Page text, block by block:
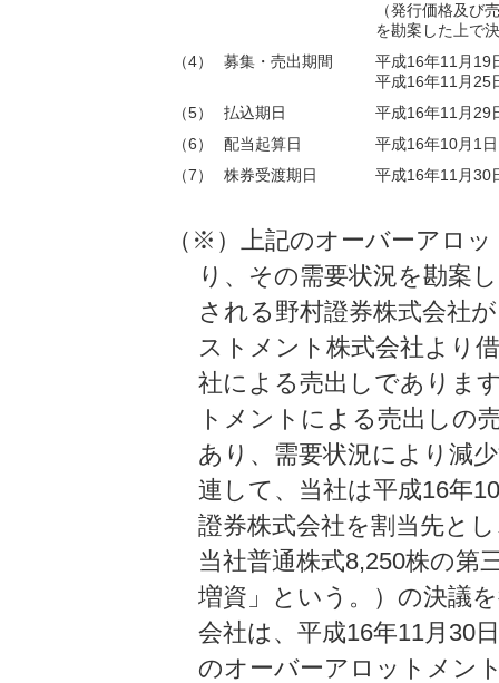
（発行価格及び
を勘案した上で
（4）
募集・売出期間
平成16年11月19
平成16年11月25
（5）
払込期日
平成16年11月29
（6）
配当起算日
平成16年10月1
（7）
株券受渡期日 平成16年11月30
（※）上記のオーバーアロ
り、その需要状況を勘案
される野村證券株式会社
ストメント株式会社より
社による売出しでありま
トメントによる売出しの
あり、需要状況により減
連して、当社は平成16年
證券株式会社を割当先と
当社普通株式8,250株の第
増資」という。）の決議
会社は、平成16年11月30
のオーバーアロットメン